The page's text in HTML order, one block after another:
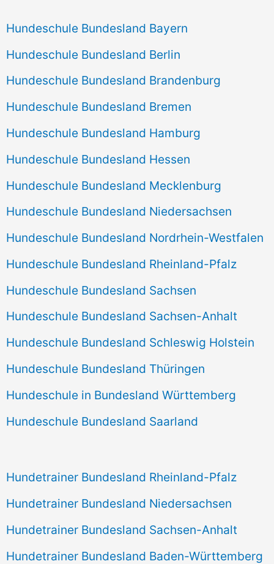
Hundeschule Bundesland Bayern
Hundeschule Bundesland Berlin
Hundeschule Bundesland Brandenburg
Hundeschule Bundesland Bremen
Hundeschule Bundesland Hamburg
Hundeschule Bundesland Hessen
Hundeschule Bundesland Mecklenburg
Hundeschule Bundesland Niedersachsen
Hundeschule Bundesland Nordrhein-Westfalen
Hundeschule Bundesland Rheinland-Pfalz
Hundeschule Bundesland Sachsen
Hundeschule Bundesland Sachsen-Anhalt
Hundeschule Bundesland Schleswig Holstein
Hundeschule Bundesland Thüringen
Hundeschule in Bundesland Württemberg
Hundeschule Bundesland Saarland
Hundetrainer Bundesland Rheinland-Pfalz
Hundetrainer Bundesland Niedersachsen
Hundetrainer Bundesland Sachsen-Anhalt
Hundetrainer Bundesland Baden-Württemberg